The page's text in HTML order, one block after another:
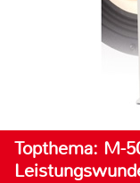
Topthema: M-